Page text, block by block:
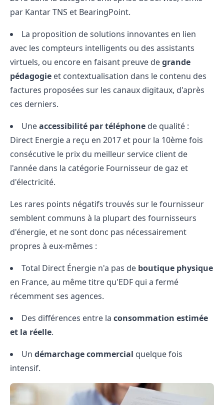
par Kantar TNS et BearingPoint.
La proposition de solutions innovantes en lien
avec les compteurs intelligents ou des assistants
virtuels, ou encore en faisant preuve degrande
pédagogie et contextualisation dans le contenu des
factures proposées sur les canaux digitaux, d'après
ces derniers.
Uneaccessibilité par téléphone de qualité :
Direct Energie a reçu en 2017 et pour la 10ème fois
consécutive le prix du meilleur service client de
l'année dans la catégorie Fournisseur de gaz et
d'électricité.
Les rares points négatifs trouvés sur le fournisseur
semblent communs à la plupart des fournisseurs
d'énergie, et ne sont donc pas nécessairement
propres à eux-mêmes :
Total Direct Énergie n'a pas de boutique physique
en France, au même titre qu'EDF qui a fermé
récemment ses agences.
Des différences entre la consommation estimée
et la réelle.
Un démarchage commercial quelque fois
intensif.